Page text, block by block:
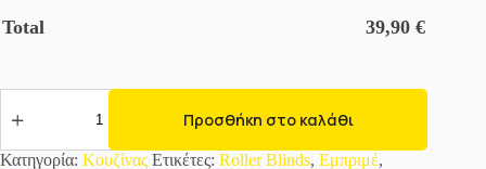
Total 39,90€
Εμπριμέ
-
Προσθήκη στο καλάθι
Κατηγορία: Κουζίνας Ετικέτες: Roller Blinds, Εμπριμέ,